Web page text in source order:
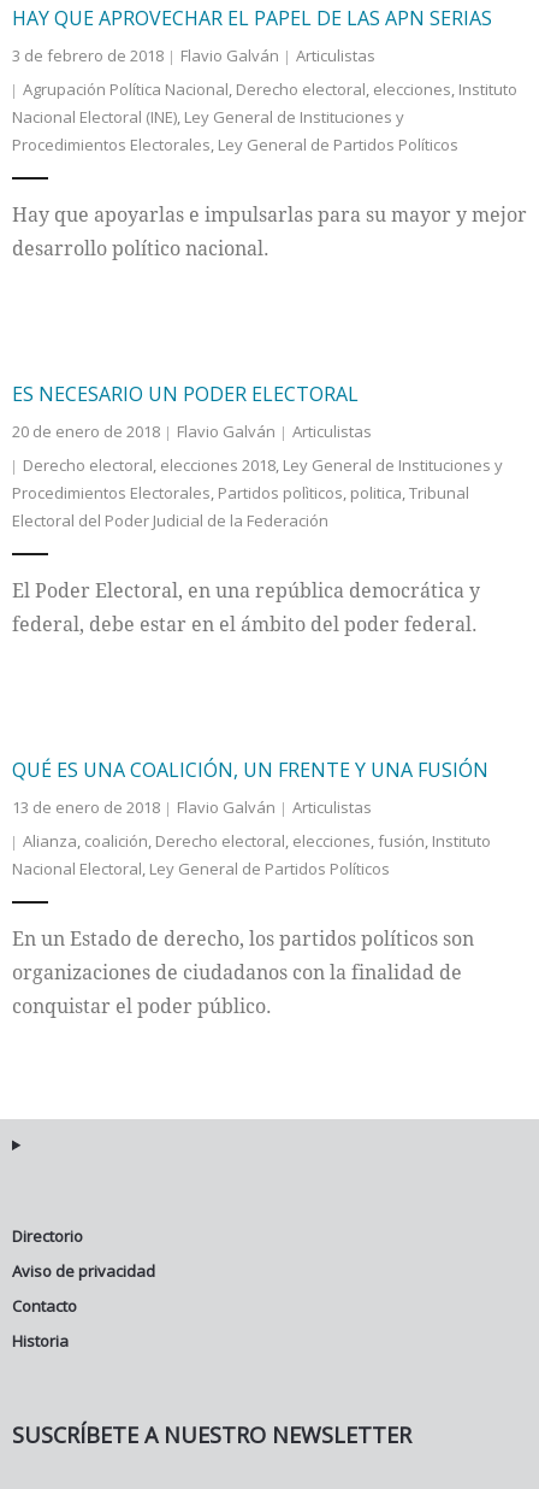
HAY QUE APROVECHAR EL PAPEL DE LAS APN SERIAS
3 de febrero de 2018 Flavio Galván
Articulistas
Agrupación Política Nacional, Derecho electoral, elecciones, Instituto
Nacional Electoral (INE), Ley General de Instituciones y
Procedimientos Electorales, Ley General de Partidos Políticos
Hay que apoyarlas e impulsarlas para su mayor y mejor
desarrollo político nacional.
ES NECESARIO UN PODER ELECTORAL
20 de enero de 2018 Flavio Galván
Articulistas
Derecho electoral, elecciones 2018, Ley General de Instituciones y
Procedimientos Electorales, Partidos polìticos, politica,Tribunal
Electoral del Poder Judicial de la Federación
El Poder Electoral, en una república democrática y
federal, debe estar en el ámbito del poder federal.
QUÉ ES UNA COALICIÓN, UN FRENTE Y UNA FUSIÓN
13 de enero de 2018 Flavio Galván
Articulistas
Alianza, coalición, Derecho electoral, elecciones,fusión, Instituto
Nacional Electoral, Ley General de Partidos Políticos
En un Estado de derecho, los partidos políticos son
organizaciones de ciudadanos con la finalidad de
conquistar el poder público.
Directorio
Aviso de privacidad
Contacto
Historia
SUSCRÍBETE A NUESTRO NEWSLETTER